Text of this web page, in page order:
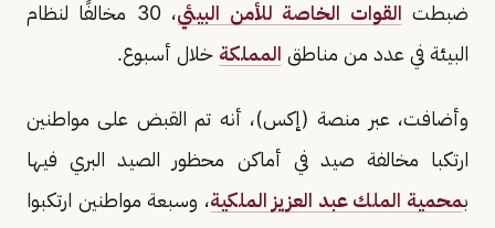
ضبطت القوات الخاصة للأمن البيئي
، 30 مخالفًا لنظام
البيئة في عدد من مناطق المملكة خلال أسبوع.
وأضافت، عبر منصة (إكس)، أنه تم القبض على مواطنين
ارتكبا مخالفة صيد في أماكن محظور الصيد البري فيها
بمحمية الملك عبد العزيز الملكية، وسبعة مواطنين ارتكبوا